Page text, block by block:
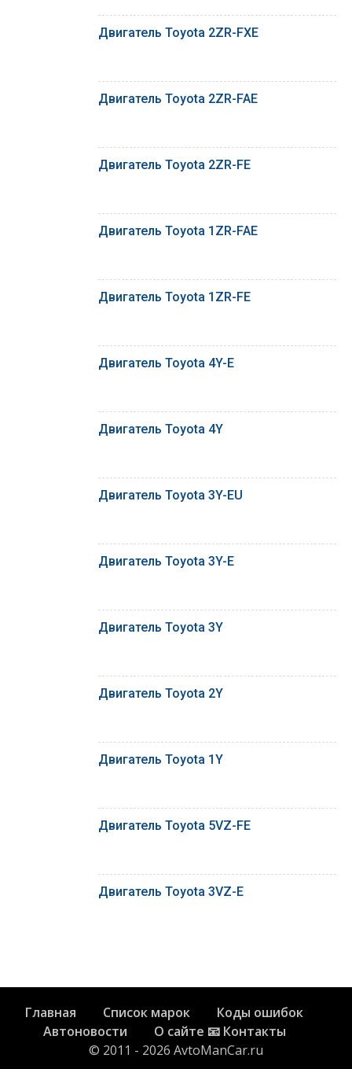
Двигатель Toyota 2ZR-FXE
Двигатель Toyota 2ZR-FAE
Двигатель Toyota 2ZR-FE
Двигатель Toyota 1ZR-FAE
Двигатель Toyota 1ZR-FE
Двигатель Toyota 4Y-E
Двигатель Toyota 4Y
Двигатель Toyota 3Y-EU
Двигатель Toyota 3Y-E
Двигатель Toyota 3Y
Двигатель Toyota 2Y
Двигатель Toyota 1Y
Двигатель Toyota 5VZ-FE
Двигатель Toyota 3VZ-E
Главная Список марок
Коды ошибок
Автоновости
О сайте 📧 Контакты
© 2011 - 2026 AvtoManCar.ru